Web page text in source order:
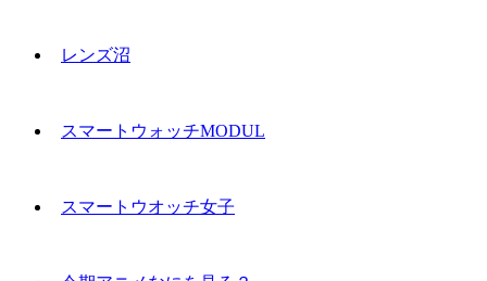
レンズ沼
スマートウォッチMODUL
スマートウオッチ女子